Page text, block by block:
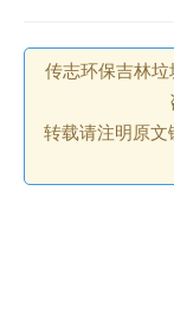
传志环保吉林垃
转载请注明原文